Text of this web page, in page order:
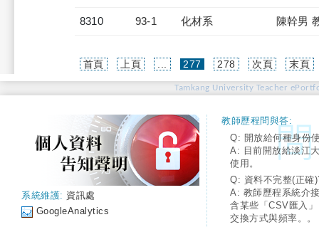
8310 93-1 化材系 陳幹男
首頁 上頁 277 (current)
278 次頁 末頁
Tamkang University Teacher
系統維護: 資訊處
GoogleAnalytics
教師歷程問與答:
Q: 開放給何種身份
A: 目前開放給淡江
使用。
Q: 資料不完整(正確
A: 教師歷程系統介
含某些「CSV匯入
交換方式與頻率。。